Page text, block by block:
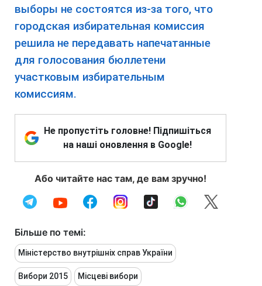
выборы не состоятся из-за того, что
городская избирательная комиссия
решила не передавать напечатанные
для голосования бюллетени
участковым избирательным
комиссиям.
Не пропустіть головне! Підпишіться
на наші оновлення в Google!
Або читайте нас там, де вам зручно!
Більше по темі:
Міністерство внутрішніх справ України
Вибори 2015 Місцеві вибори